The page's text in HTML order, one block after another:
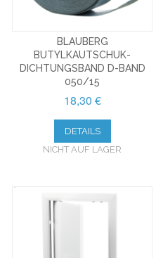
BLAUBERG
BUTYLKAUTSCHUK-
DICHTUNGSBAND D-BAND
050/15
18,30 €
DETAILS
NICHT AUF LAGER